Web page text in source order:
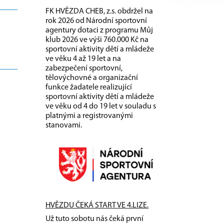
FK HVĚZDA CHEB, z.s. obdržel na
rok 2026 od Národní sportovní
agentury dotaci z programu Můj
klub 2026 ve výši 760.000 Kč na
sportovní aktivity dětí a mládeže
ve věku 4 až 19 let a na
zabezpečení sportovní,
tělovýchovné a organizační
funkce žadatele realizující
sportovní aktivity dětí a mládeže
ve věku od 4 do 19 let v souladu s
platnými a registrovanými
stanovami.
HVĚZDU ČEKÁ START VE 4.LIZE.
Už tuto sobotu nás čeká první